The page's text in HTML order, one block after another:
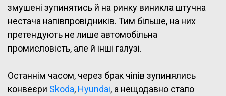
змушені зупинятись й на ринку виникла штучна
нестача напівпровідників. Тим більше, на них
претендують не лише автомобільна
промисловість, але й інші галузі.
Останнім часом, через брак чіпів зупинялись
конвеєри Skoda, Hyundai, а нещодавно стало